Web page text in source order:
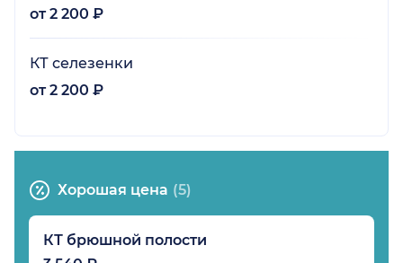
от 2 200 ₽
КТ селезенки
от 2 200 ₽
Хорошая цена (5)
КТ брюшной полости